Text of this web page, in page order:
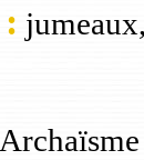
Archaïsme